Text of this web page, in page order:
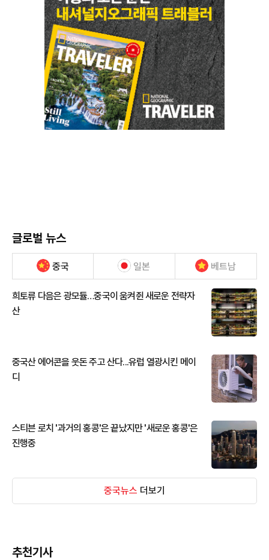
글로벌 뉴스
중국 일본 베트남
희토류 다음은 광모듈…중국이 움켜쥔 새로운 전략자
산
중국산 에어콘을 웃돈 주고 산다...유럽 열광시킨 메이
디
스티븐 로치 '과거의 홍콩'은 끝났지만 '새로운 홍콩'은
진행중
중국뉴스 더보기
추천기사